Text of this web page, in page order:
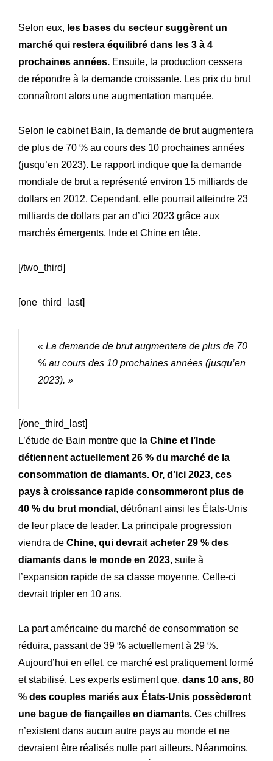
Expertise
Nos Innovations
Notre Atelier
Notre Histoire
Nos Engagements
La Lettre R&M
Selon eux, les bases du secteur suggèrent un
marché qui restera équilibré dans les 3 à 4
prochaines années. Ensuite, la production cessera
de répondre à la demande croissante. Les prix du brut
connaîtront alors une augmentation marquée.
Selon le cabinet Bain, la demande de brut augmentera
de plus de 70 % au cours des 10 prochaines années
(jusqu’en 2023). Le rapport indique que la demande
mondiale de brut a représenté environ 15 milliards de
dollars en 2012. Cependant, elle pourrait atteindre 23
milliards de dollars par an d’ici 2023 grâce aux
marchés émergents, Inde et Chine en tête.
[/two_third]
[one_third_last]
« La demande de brut augmentera de plus de 70
% au cours des 10 prochaines années (jusqu’en
2023). »
[/one_third_last]
L’étude de Bain montre que la Chine et l’Inde
détiennent actuellement 26 % du marché de la
consommation de diamants. Or, d’ici 2023, ces
pays à croissance rapide consommeront plus de
40 % du brut mondial , détrônant ainsi les États-Unis
de leur place de leader. La principale progression
viendra de Chine, qui devrait acheter 29 % des
diamants dans le monde en 2023, suite à
l’expansion rapide de sa classe moyenne. Celle-ci
devrait tripler en 10 ans.
La part américaine du marché de consommation se
réduira, passant de 39 % actuellement à 29 %.
Aujourd’hui en effet, ce marché est pratiquement formé
et stabilisé. Les experts estiment que, dans 10 ans, 80
% des couples mariés aux États-Unis possèderont
une bague de fiançailles en diamants. Ces chiffres
n’existent dans aucun autre pays au monde et ne
devraient être réalisés nulle part ailleurs. Néanmoins,